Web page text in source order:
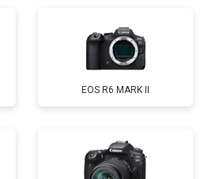
EOS R6 MARK II